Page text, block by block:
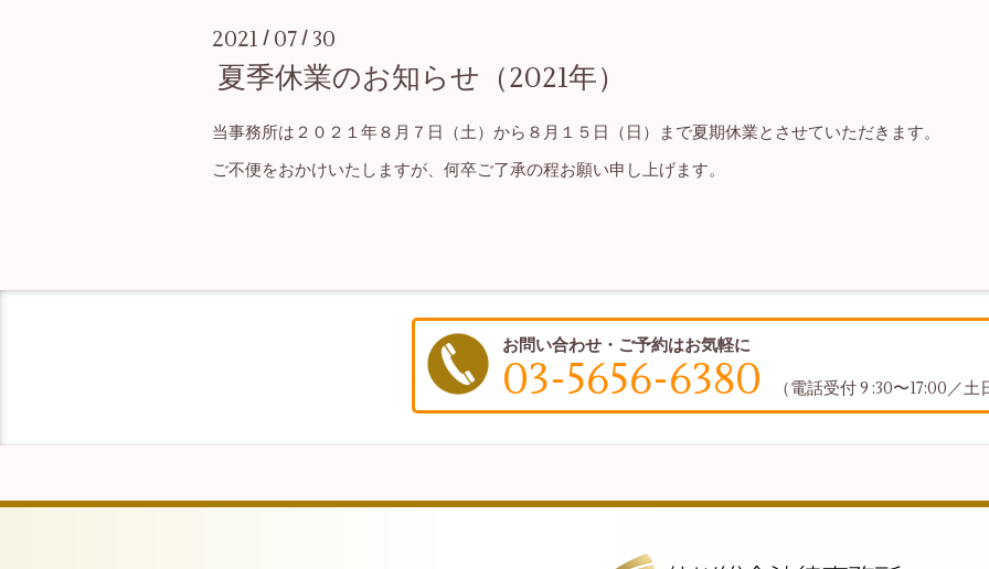
2021 / 07 / 30
夏季休業のお知らせ（2021年）
当事務所は２０２１年８月７日（土）から８月１５日（日）まで夏期休業とさせていただきます。
ご不便をおかけいたしますが、何卒ご了承の程お願い申し上げます。
お問い合わせ・ご予約はお気軽に
03-5656-6380 （電話受付 9 :30〜17:00／土